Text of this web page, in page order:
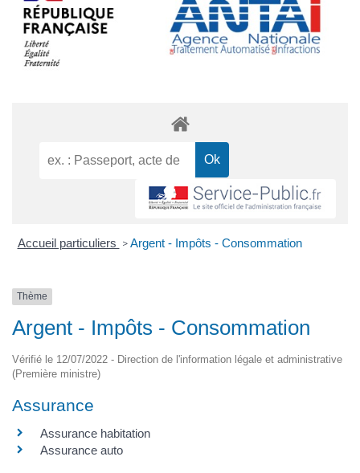
Accueil particuliers > Argent - Impôts - Consommation
Thème
Argent - Impôts - Consommation
Vérifié le 12/07/2022 - Direction de l'information légale et administrative
(Première ministre)
Assurance
Assurance habitation
Assurance auto